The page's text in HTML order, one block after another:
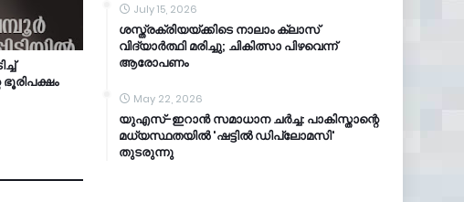
July 15, 2026
ശസ്ത്രക്രിയയ്ക്കിടെ നാലാം ക്ലാസ്
വിദ്യാർത്ഥി മരിച്ചു; ചികിത്സാ പിഴവെന്ന്
ആരോപണം
May 22, 2026
യുഎസ്-ഇറാൻ സമാധാന ചർച്ച: പാകിസ്താന്റെ
മധ്യസ്ഥതയിൽ 'ഷട്ടിൽ ഡിപ്ലോമസി'
തുടരുന്നു